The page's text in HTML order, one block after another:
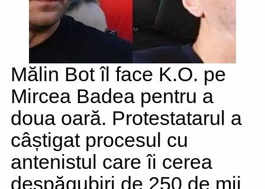
Mălin Bot îl face K.O. pe
Mircea Badea pentru a
doua oară. Protestatarul a
câștigat procesul cu
antenistul care îi cerea
despăgubiri de 250 de mii